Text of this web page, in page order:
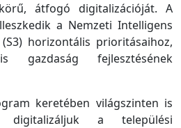
átfogó digitalizációját. A
a Nemzeti Intelligens
horizontális prioritásaihoz,
gazdaság fejlesztésének
keretében világszinten is
digitalizáljuk a települési